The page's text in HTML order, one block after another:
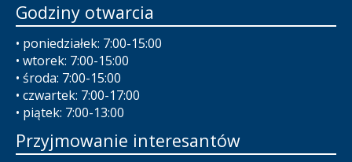
Godziny otwarcia
• poniedziałek: 7:00-15:00
• wtorek: 7:00-15:00
• środa: 7:00-15:00
• czwartek: 7:00-17:00
• piątek: 7:00-13:00
Przyjmowanie interesantów